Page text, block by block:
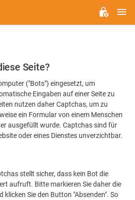
Seite?
("Bots") eingesetzt, um
Eingaben auf einer Seite zu
nutzen daher Captchas, um zu
ein Formular von einem Menschen
ausgefüllt wurde. Captchas sind für
oder eines Dienstes unverzichtbar.
stellt sicher, dass kein Bot die
aufruft. Bitte markieren Sie daher die
klicken Sie den Button "Absenden". So